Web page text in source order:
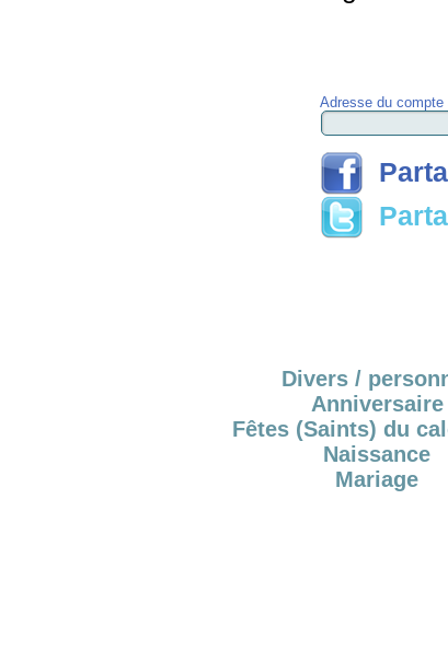
Adresse du compte
Divers /
Anniversaire
Fêtes (Saints) du
Naissance
Mariage